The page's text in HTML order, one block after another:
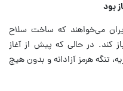
بود
می‌خواهند که ساخت سلاح
کند. در حالی که پیش از آغاز
آمریکا و اسرائیل در ۲۸ فوریه، تنگه هرمز آزادانه و بدون هیچ